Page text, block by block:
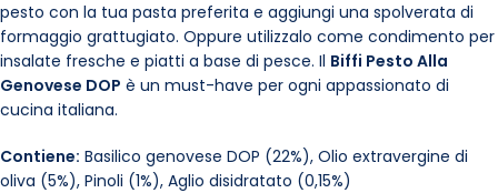
pesto con la tua pasta preferita e aggiungi una spolverata di
formaggio grattugiato. Oppure utilizzalo come condimento per
insalate fresche e piatti a base di pesce. Il Biffi Pesto Alla
Genovese DOP è un must-have per ogni appassionato di
cucina italiana.
Contiene: Basilico genovese DOP (22%), Olio extravergine di
oliva (5%), Pinoli (1%), Aglio disidratato (0,15%)